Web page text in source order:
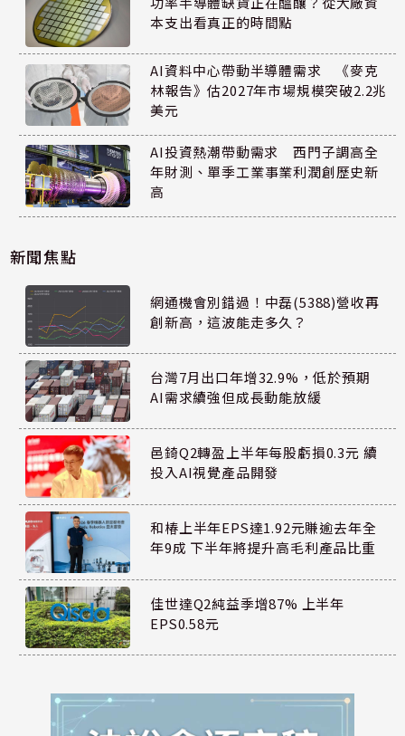
本支出看真正的時間點
AI資料中心帶動半導體需求 《麥克
林報告》估2027年市場規模突破2.2兆
美元
AI投資熱潮帶動需求 西門子調高全
年財測、單季工業事業利潤創歷史新
高
新聞焦點
網通機會別錯過！中磊(5388)營收再
創新高，這波能走多久？
台灣7月出口年增32.9%，低於預期
AI需求續強但成長動能放緩
邑錡Q2轉盈上半年每股虧損0.3元 續
投入AI視覺產品開發
和椿上半年EPS達1.92元賺逾去年全
年9成 下半年將提升高毛利產品比重
佳世達Q2純益季增87% 上半年
EPS0.58元